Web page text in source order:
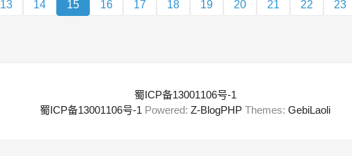
13 14 15 16 17 18 19 20 21 22 23
蜀ICP备13001106号-1
蜀ICP备13001106号-1 Powered: Z-BlogPHP Themes: GebiLaoli